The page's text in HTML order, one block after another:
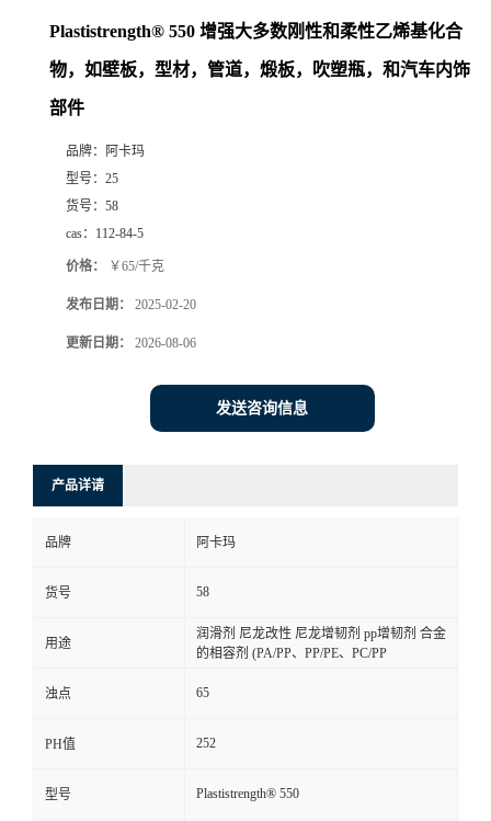
Plastistrength® 550 增强大多数刚性和柔性乙烯基化合
物，如壁板，型材，管道，煅板，吹塑瓶，和汽车内饰
部件
品牌：
阿卡玛
型号： 25
货号： 58
cas： 112-84-5
价格： ￥65/千克
发布日期： 2025-02-20
更新日期： 2026-08-06
发送咨询信息
产品详请
品牌 阿卡玛
货号 58
用途
润滑剂 尼龙改性 尼龙增韧剂 pp增韧剂 合金
的相容剂 (PA/PP、PP/PE、PC/PP
浊点 65
PH值 252
型号 Plastistrength® 550